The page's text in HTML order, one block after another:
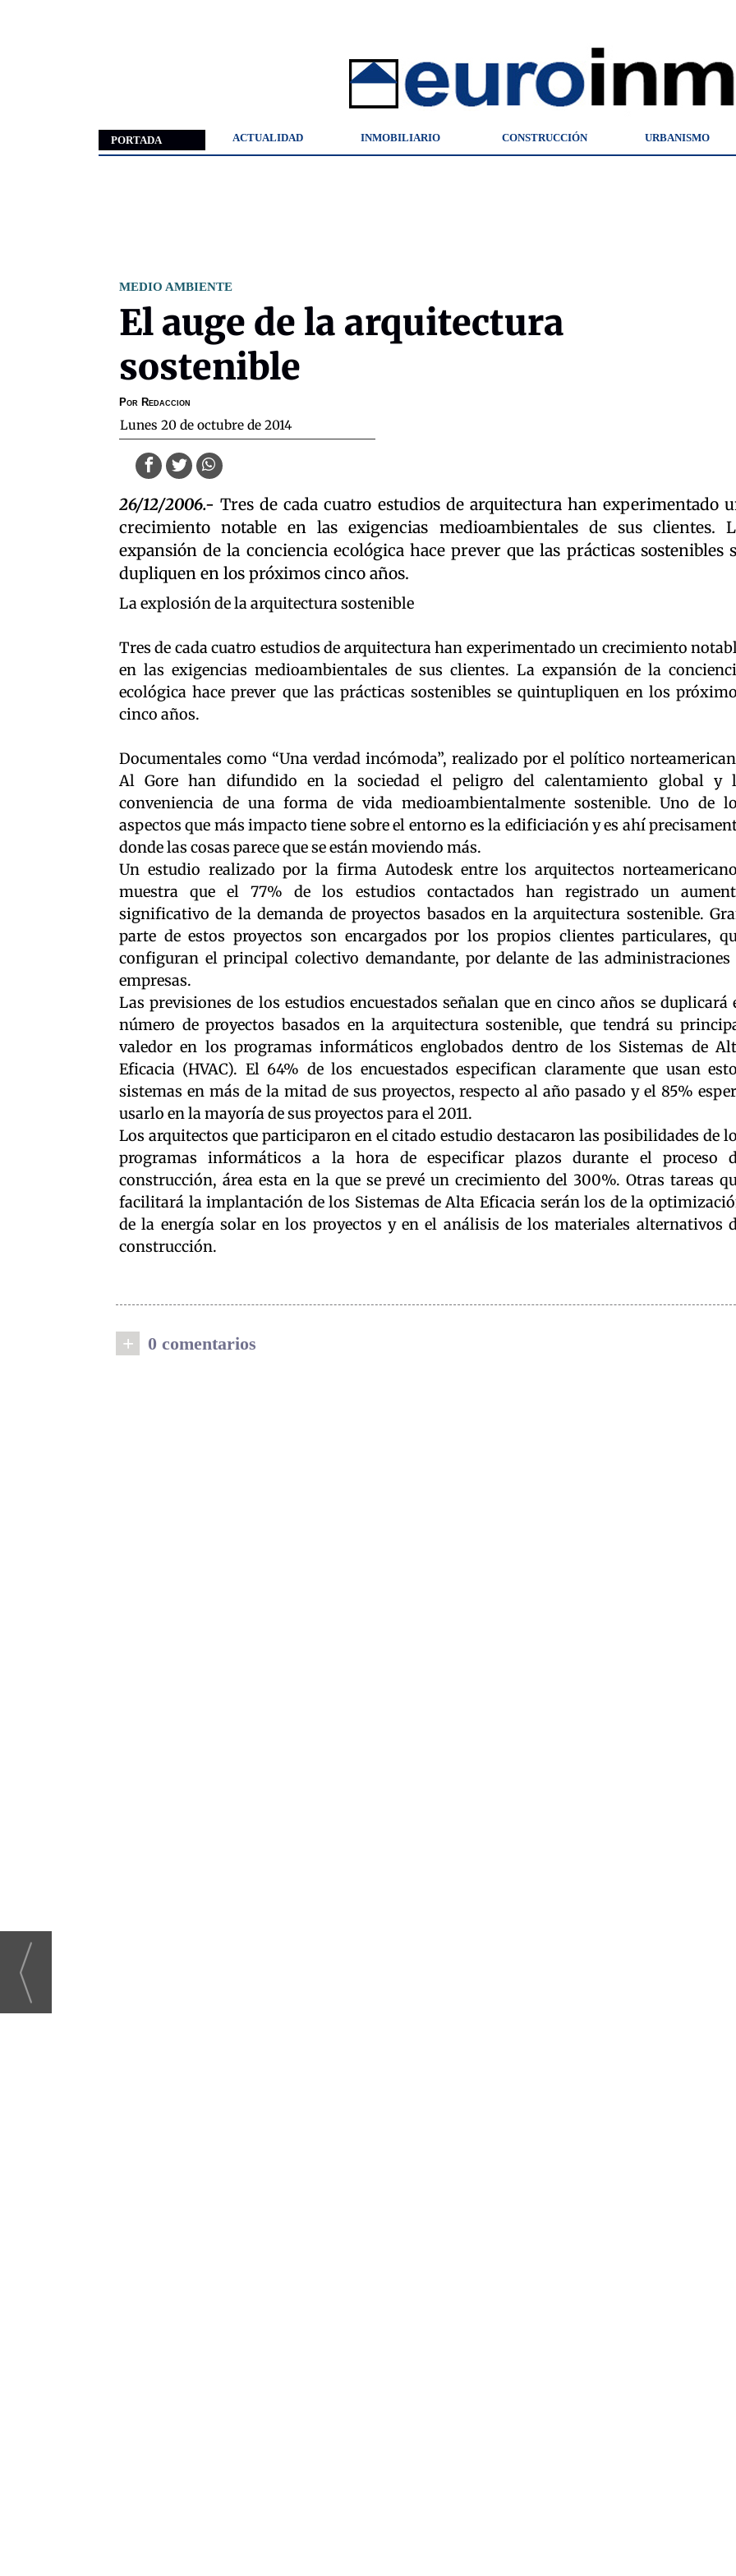
PORTADA ACTUALIDAD INMOBILIARIO CONSTRUCCIÓN URBANISMO
MEDIO AMBIENTE
El auge de la arquitectura
sostenible
Por Redaccion
lunes 20 de octubre de 2014
26/12/2006.- Tres de cada cuatro estudios de arquitectura han experimentado
crecimiento notable en las exigencias medioambientales de sus clientes.
expansión de la conciencia ecológica hace prever que las prácticas sostenibles
dupliquen en los próximos cinco años.
La explosión de la arquitectura sostenible
Tres de cada cuatro estudios de arquitectura han experimentado un crecimiento
en las exigencias medioambientales de sus clientes. La expansión de la
ecológica hace prever que las prácticas sostenibles se quintupliquen en los
cinco años.
Documentales como “Una verdad incómoda”, realizado por el político
Al Gore han difundido en la sociedad el peligro del calentamiento global y
conveniencia de una forma de vida medioambientalmente sostenible. Uno de
aspectos que más impacto tiene sobre el entorno es la edificiación y es ahí
donde las cosas parece que se están moviendo más.
Un estudio realizado por la firma Autodesk entre los arquitectos
muestra que el 77% de los estudios contactados han registrado un
significativo de la demanda de proyectos basados en la arquitectura sostenible.
parte de estos proyectos son encargados por los propios clientes particulares,
configuran el principal colectivo demandante, por delante de las administraciones
empresas.
Las previsiones de los estudios encuestados señalan que en cinco años se duplicará
número de proyectos basados en la arquitectura sostenible, que tendrá su
valedor en los programas informáticos englobados dentro de los Sistemas de
Eficacia (HVAC). El 64% de los encuestados especifican claramente que usan
sistemas en más de la mitad de sus proyectos, respecto al año pasado y el 85%
usarlo en la mayoría de sus proyectos para el 2011.
Los arquitectos que participaron en el citado estudio destacaron las posibilidades de
programas informáticos a la hora de especificar plazos durante el proceso
construcción, área esta en la que se prevé un crecimiento del 300%. Otras tareas
facilitará la implantación de los Sistemas de Alta Eficacia serán los de la
de la energía solar en los proyectos y en el análisis de los materiales alternativos
construcción.
+ 0 comentarios